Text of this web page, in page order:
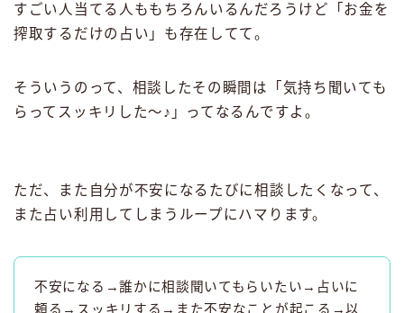
すごい人当てる人ももちろんいるんだろうけど「お金を
搾取するだけの占い」も存在してて。
そういうのって、相談したその瞬間は「気持ち聞いても
らってスッキリした〜♪」ってなるんですよ。
ただ、また自分が不安になるたびに相談したくなって、
また占い利用してしまうループにハマります。
不安になる→誰かに相談聞いてもらいたい→占いに
頼る→スッキリする→また不安なことが起こる→以